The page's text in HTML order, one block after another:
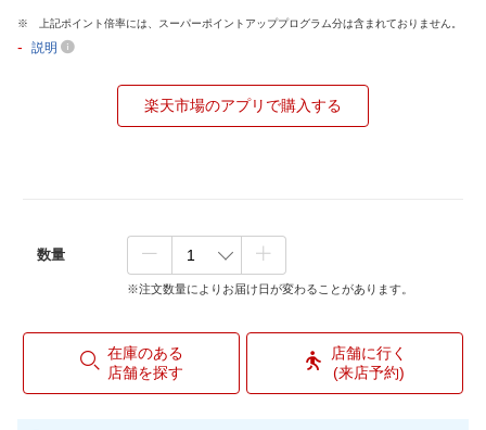
上記ポイント倍率には、スーパーポイントアッププログラム分は含まれておりません。
- 説明
楽天市場のアプリで購入する
数量
※注文数量によりお届け日が変わることがあります。
在庫のある
店舗を探す
店舗に行く
(来店予約)